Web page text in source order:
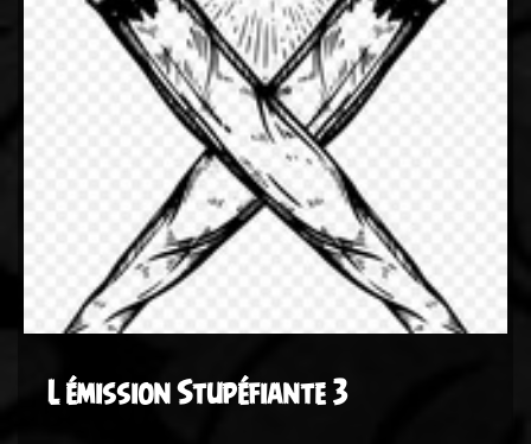
L émission Stupéfiante 3